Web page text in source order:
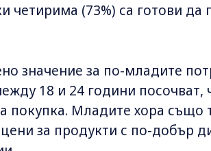
четирима (73%) са готови да
значение за по-младите
18 и 24 години посочват,
покупка. Младите хора също
за продукти с по-добър